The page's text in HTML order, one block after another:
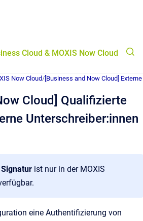
Cloud & MOXIS Now Cloud
Now Cloud/ [Business and Now Cloud]
Cloud] Qualifizierte
Unterschreiber:innen
ist nur in der MOXIS
eine Authentifizierung von